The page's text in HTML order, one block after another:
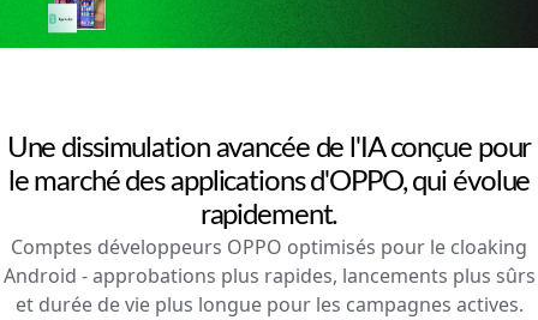
Une dissimulation avancée de l'IA conçue pour
le marché des applications d'OPPO, qui évolue
rapidement.
Comptes développeurs OPPO optimisés pour le cloaking
Android - approbations plus rapides, lancements plus sûrs
et durée de vie plus longue pour les campagnes actives.